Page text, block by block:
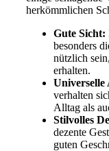
herkömmlichen
Gute Sicht:
besonders
nützlich
erhalten.
Universelle
verhalten
Alltag als
Stilvolles
dezente
guten